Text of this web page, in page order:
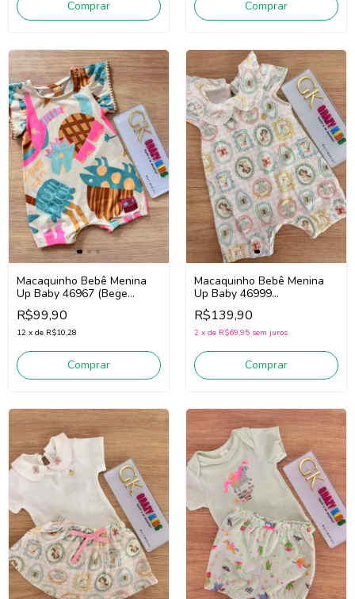
Comprar Comprar
Macaquinho Bebê Menina
Up Baby 46967 (Bege
Claro/Azul/Rosa)
R$99,90
12 x de R$10,28
Comprar
Macaquinho Bebê Menina
Up Baby 46999
(Rosa/Verde)
R$139,90
2 x de R$69,95 sem juros
Comprar